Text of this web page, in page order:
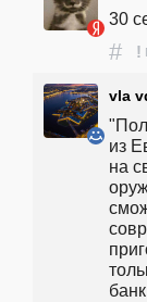
30
# !
vla
из
на